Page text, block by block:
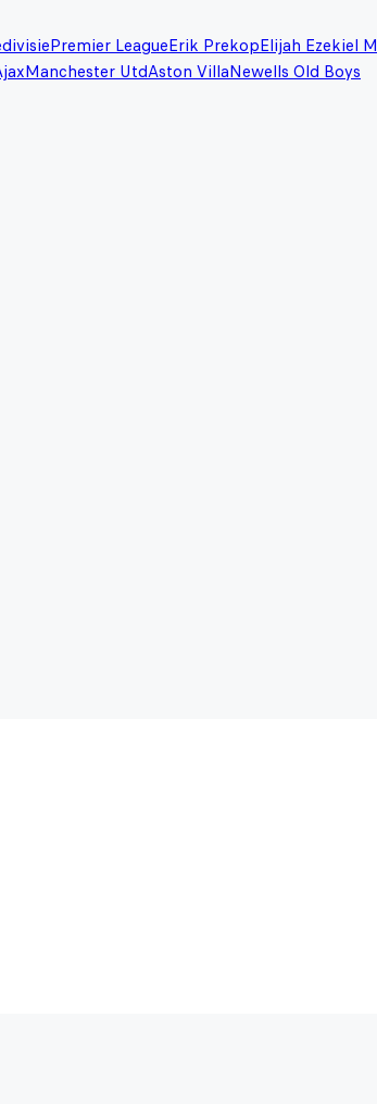
Premier LeagueErik PrekopElijah Ezekiel
Manchester UtdAston VillaNewells Old Boys